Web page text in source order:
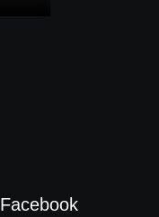
Facebook